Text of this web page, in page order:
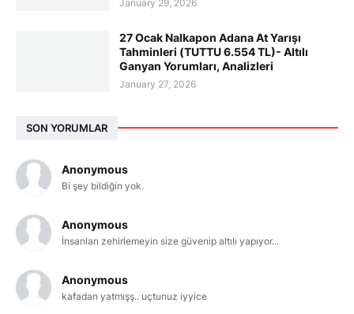
January 29, 2026
27 Ocak Nalkapon Adana At Yarışı
Tahminleri (TUTTU 6.554 TL)- Altılı
Ganyan Yorumları, Analizleri
January 27, 2026
SON YORUMLAR
Anonymous
Bi şey bildiğin yok.
Anonymous
İnsanları zehirlemeyin size güvenip altılı yapıyor...
Anonymous
kafadan yatmışş.. uçtunuz iyyice